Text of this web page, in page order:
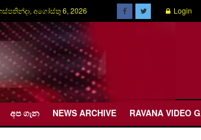
අගෝස්තු 6, 2026 Login
අප ගැන NEWS ARCHIVE RAVANA VIDEO